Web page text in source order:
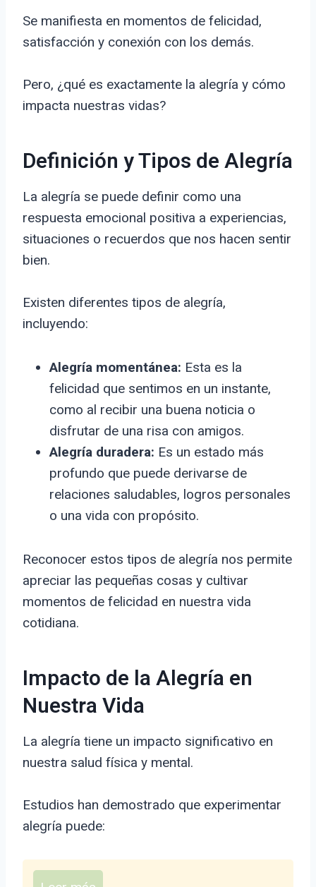
Se manifiesta en momentos de felicidad,
satisfacción y conexión con los demás.
Pero, ¿qué es exactamente la alegría y cómo
impacta nuestras vidas?
Definición y Tipos de Alegría
La alegría se puede definir como una
respuesta emocional positiva a experiencias,
situaciones o recuerdos que nos hacen sentir
bien.
Existen diferentes tipos de alegría,
incluyendo:
Alegría momentánea: Esta es la
felicidad que sentimos en un instante,
como al recibir una buena noticia o
disfrutar de una risa con amigos.
Alegría duradera: Es un estado más
profundo que puede derivarse de
relaciones saludables, logros personales
o una vida con propósito.
Reconocer estos tipos de alegría nos permite
apreciar las pequeñas cosas y cultivar
momentos de felicidad en nuestra vida
cotidiana.
Impacto de la Alegría en
Nuestra Vida
La alegría tiene un impacto significativo en
nuestra salud física y mental.
Estudios han demostrado que experimentar
alegría puede: